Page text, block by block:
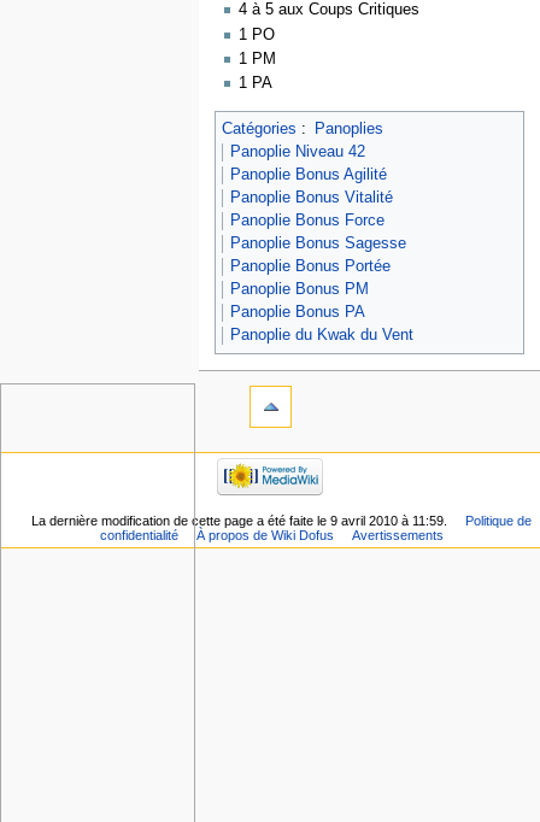
4 à 5 aux Coups Critiques
1 PO
1 PM
1 PA
Catégories :
Panoplies
Panoplie Niveau 42
Panoplie Bonus Agilité
Panoplie Bonus Vitalité
Panoplie Bonus Force
Panoplie Bonus Sagesse
Panoplie Bonus Portée
Panoplie Bonus PM
Panoplie Bonus PA
Panoplie du Kwak du Vent
La dernière modification de cette page a été faite le 9 avril 2010 à 11:59.
Politique de
confidentialité
À propos de Wiki Dofus Avertissements